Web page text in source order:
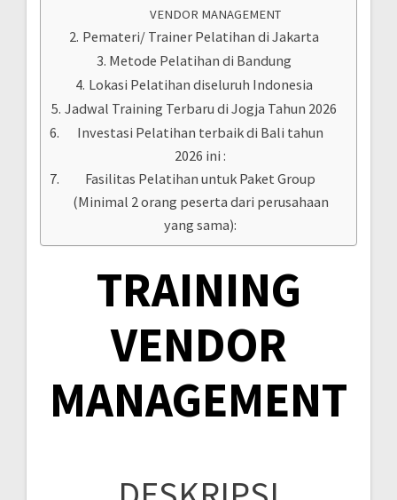
VENDOR MANAGEMENT
Pemateri/ Trainer Pelatihan di Jakarta
Metode Pelatihan di Bandung
Lokasi Pelatihan diseluruh Indonesia
Jadwal Training Terbaru di Jogja Tahun 2026
Investasi Pelatihan terbaik di Bali tahun
2026 ini :
Fasilitas Pelatihan untuk Paket Group
(Minimal 2 orang peserta dari perusahaan
yang sama):
TRAINING
VENDOR
MANAGEMENT